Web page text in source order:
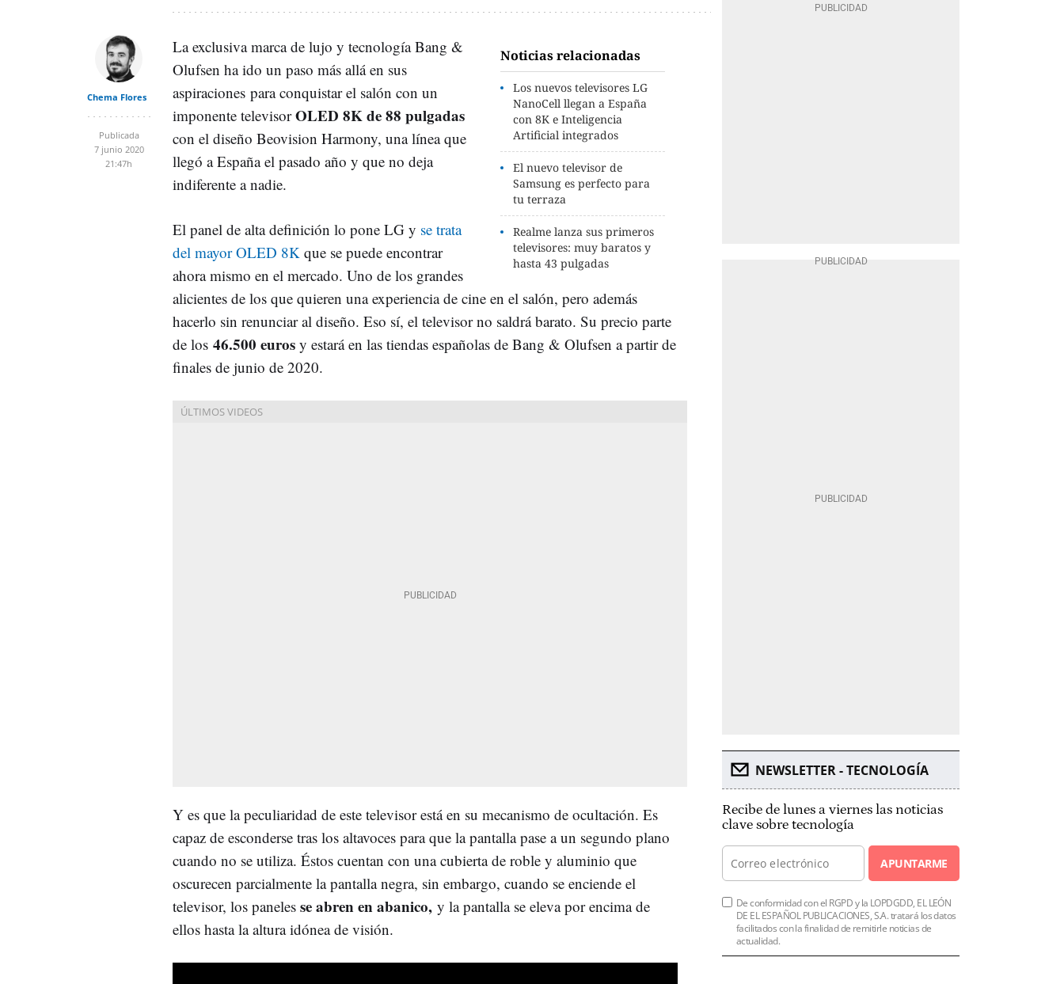
Chema Flores
Publicada
7 junio 2020
21:47h
Noticias relacionadas
Los nuevos televisores LG
NanoCell llegan a España
con 8K e Inteligencia
Artificial integrados
El nuevo televisor de
Samsung es perfecto para
tu terraza
Realme lanza sus primeros
televisores: muy baratos y
hasta 43 pulgadas
La exclusiva marca de lujo y tecnología Bang &
Olufsen ha ido un paso más allá en sus
aspiraciones para conquistar el salón con un
imponente televisorOLED 8K de 88 pulgadas
con el diseño Beovision Harmony, una línea que
llegó a España el pasado año y que no deja
indiferente a nadie.
El panel de alta definición lo pone LG y se trata
del mayor OLED 8K que se puede encontrar
ahora mismo en el mercado. Uno de los grandes
alicientes de los que quieren una experiencia de cine en el salón, pero además
hacerlo sin renunciar al diseño. Eso sí, el televisor no saldrá barato. Su precio parte
de los 46.500 euros y estará en las tiendas españolas de Bang & Olufsen a partir de
finales de junio de 2020.
Y es que la peculiaridad de este televisor está en su mecanismo de ocultación. Es
capaz de esconderse tras los altavoces para que la pantalla pase a un segundo plano
cuando no se utiliza. Éstos cuentan con una cubierta de roble y aluminio que
oscurecen parcialmente la pantalla negra, sin embargo, cuando se enciende el
televisor, los paneles se abren en abanico, y la pantalla se eleva por encima de
ellos hasta la altura idónea de visión.
NEWSLETTER - TECNOLOGÍA
Recibe de lunes a viernes las noticias
clave sobre tecnología
APUNTARME
De conformidad con el RGPD y la LOPDGDD, EL LEÓN
DE EL ESPAÑOL PUBLICACIONES, S.A. tratará los datos
facilitados con la finalidad de remitirle noticias de
actualidad.